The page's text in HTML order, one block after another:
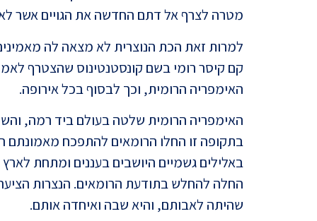
מטרה לצרף אל דתם החדשה את הגויים אשר
למרות זאת הכת הנוצרית לא מצאה לה
קם קיסר רומי בשם קונסטנטינוס שהצטרף
האימפריה הרומית, וכך לבסוף בכל אירופה.
האימפריה הרומית שלטה בעולם ביד רמה,
בתקופה זו החלו הרומאים להתפכח מאמונתם
באלילים גשמיים היושבים בעננים ומתחת
החלה להחלש בתודעת הרומאים. הנצרות
שהיתה לאבותם, והיא שבה ואיחדה אותם.